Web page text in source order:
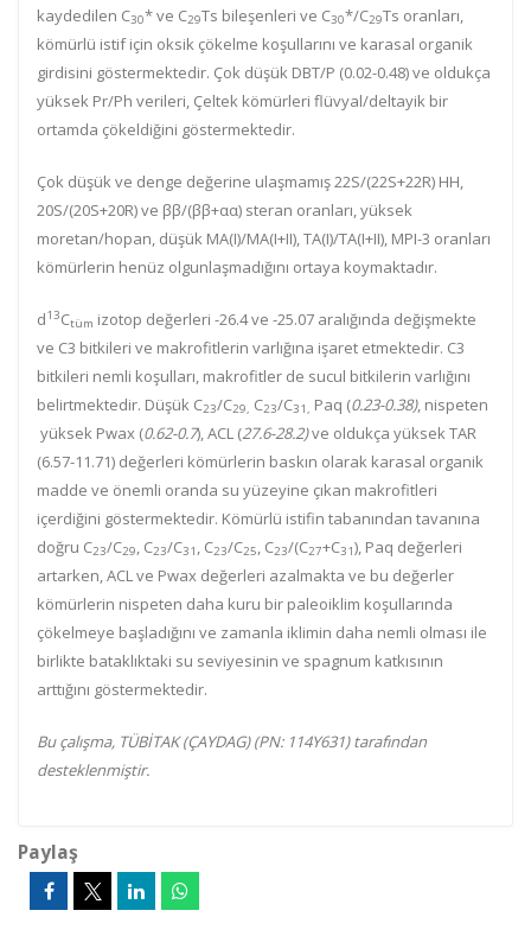
kaydedilen C30* ve C29Ts bileşenleri ve C30*/C29Ts oranları,
kömürlü istif için oksik çökelme koşullarını ve karasal organik
girdisini göstermektedir. Çok düşük DBT/P (0.02-0.48)ve oldukça
yüksek Pr/Ph verileri, Çeltek kömürleri flüvyal/deltayik bir
ortamda çökeldiğini göstermektedir.
Çok düşük ve denge değerine ulaşmamış 22S/(22S+22R) HH,
20S/(20S+20R) ve ββ/(ββ+αα) steran oranları, yüksek
moretan/hopan, düşük MA(I)/MA(I+II), TA(I)/TA(I+II), MPI-3 oranları
kömürlerin henüz olgunlaşmadığını ortaya koymaktadır.
d13Ctüm izotop değerleri -26.4 ve -25.07 aralığında değişmekte
ve C3 bitkileri ve makrofitlerin varlığına işaret etmektedir. C3
bitkileri nemli koşulları, makrofitler de sucul bitkilerin varlığını
belirtmektedir. Düşük C23/C29, C23/C31, Paq (0.23-0.38), nispeten
yüksek Pwax (0.62-0.7), ACL (27.6-28.2)ve oldukça yüksek TAR
(6.57-11.71) değerleri kömürlerin baskın olarak karasal organik
madde ve önemli oranda su yüzeyine çıkan makrofitleri
içerdiğini göstermektedir. Kömürlü istifin tabanından tavanına
doğru C23/C29, C23/C31 , C23/C25, C23/(C27+C31), Paq değerleri
artarken, ACL ve Pwax değerleri azalmakta ve bu değerler
kömürlerin nispeten daha kuru bir paleoiklim koşullarında
çökelmeye başladığını ve zamanla iklimin daha nemli olması ile
birlikte bataklıktaki su seviyesinin ve spagnum katkısının
arttığını göstermektedir.
Bu çalışma, TÜBİTAK (ÇAYDAG) (PN: 114Y631) tarafından
desteklenmiştir.
Paylaş